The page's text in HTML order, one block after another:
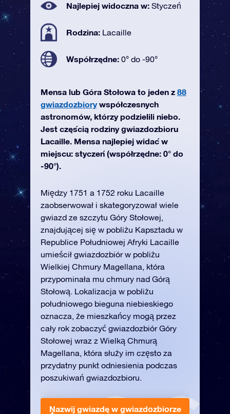
Najlepiej widoczna w: Styczeń
Rodzina: Lacaille
Współrzędne: 0° do -90°
Mensa lub Góra Stołowa to jeden z 88
gwiazdozbiorywspółczesnych
astronomów, którzy podzielili niebo.
Jest częścią rodziny gwiazdozbioru
Lacaille. Mensa najlepiej widać w
miejscu: styczeń (współrzędne: 0° do
-90°).
Między 1751 a 1752 roku Lacaille
zaobserwował i skategoryzował wiele
gwiazd ze szczytu Góry Stołowej,
znajdującej się w pobliżu Kapsztadu w
Republice Południowej Afryki Lacaille
umieścił gwiazdozbiór w pobliżu
Wielkiej Chmury Magellana, która
przypominała mu chmury nad Górą
Stołową. Lokalizacja w pobliżu
południowego bieguna niebieskiego
oznacza, że mieszkańcy mogą przez
cały rok zobaczyć gwiazdozbiór Góry
Stołowej wraz z Wielką Chmurą
Magellana, która służy im często za
przydatny punkt odniesienia podczas
poszukiwań gwiazdozbioru.
Nazwij gwiazdę w gwiazdozbiorze